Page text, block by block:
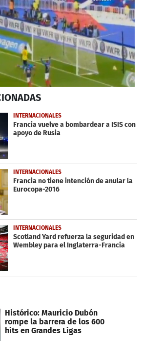
INTERNACIONALES
Francia vuelve a bombardear a ISIS con
apoyo de Rusia
INTERNACIONALES
Francia no tiene intención de anular la
Eurocopa-2016
INTERNACIONALES
Scotland Yard refuerza la seguridad en
Wembley para el Inglaterra-Francia
Histórico: Mauricio Dubón
rompe la barrera de los 600
hits en Grandes Ligas